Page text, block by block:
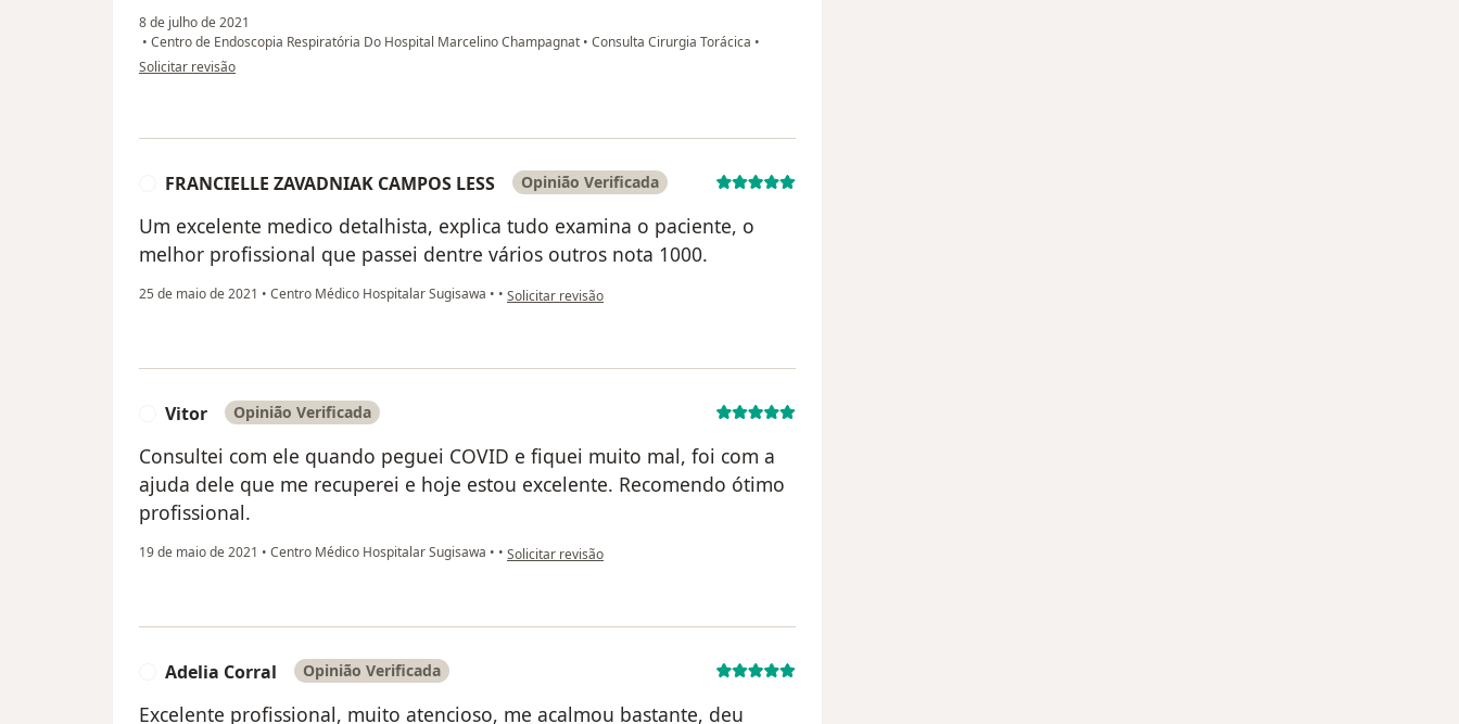
8 de julho de 2021
• Centro de Endoscopia Respiratória Do Hospital Marcelino Champagnat • Consulta Cirurgia Torácica •
na opinião do utilizador FRANCISCO LUCIANO
Solicitar revisão
FRANCIELLE ZAVADNIAK CAMPOS LESS Opinião Verificada
Um excelente medico detalhista, explica tudo examina o paciente, o
melhor profissional que passei dentre vários outros nota 1000.
25 de maio de 2021 • Centro Médico Hospitalar Sugisawa • • na opinião do utilizador FRANCIELLE ZAVADNIAK CAMPOS LESS
Solicitar revisão
Vitor Opinião Verificada
Consultei com ele quando peguei COVID e fiquei muito mal, foi com a
ajuda dele que me recuperei e hoje estou excelente. Recomendo ótimo
profissional.
19 de maio de 2021 • Centro Médico Hospitalar Sugisawa • • na opinião do utilizador Vitor
Solicitar revisão
Adelia Corral Opinião Verificada
Excelente profissional, muito atencioso, me acalmou bastante, deu